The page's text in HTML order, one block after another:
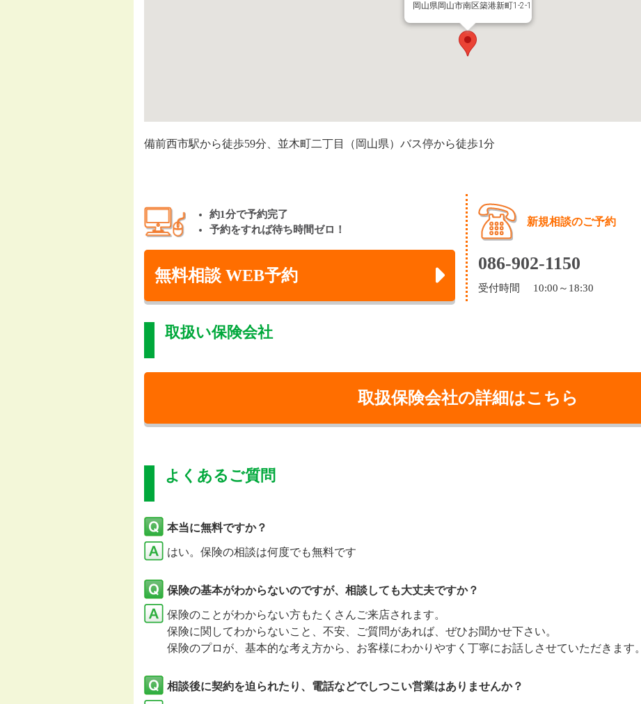
岡山県岡山市南区築港新町1-2-1
備前西市駅から徒歩59分、並木町二丁目（岡山県）バス停から徒歩1分
約1分で予約完了
予約をすれば待ち時間ゼロ！
無料相談 WEB予約
新規相談のご予約
086-902-1150
受付時間 10:00～18:30
取扱い保険会社
取扱保険会社の詳細はこちら
よくあるご質問
本当に無料ですか？
はい。保険の相談は何度でも無料です
保険の基本がわからないのですが、相談しても大丈夫ですか？
保険のことがわからない方もたくさんご来店されます。
保険に関してわからないこと、不安、ご質問があれば、ぜひお聞かせ下さい。
保険のプロが、基本的な考え方から、お客様にわかりやすく丁寧にお話しさせていただきます。
相談後に契約を迫られたり、電話などでしつこい営業はありませんか？